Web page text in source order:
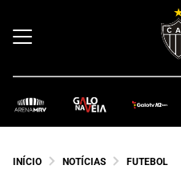
INÍCIO NOTÍCIAS FUTEBOL